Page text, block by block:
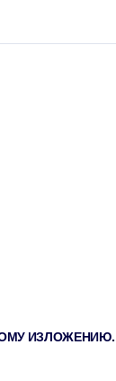
ИЗЛОЖЕНИЮ.